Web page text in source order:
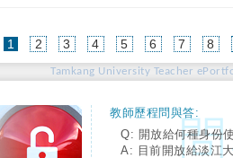
1 (current)
2 3 4 5 6 7 8
Tamkang University Teacher
教師歷程問與答:
Q: 開放給何種身份
A: 目前開放給淡江